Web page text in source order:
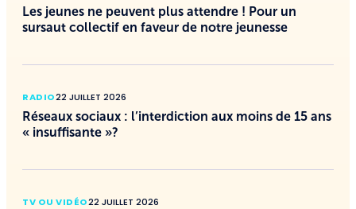
Les jeunes ne peuvent plus attendre ! Pour un
sursaut collectif en faveur de notre jeunesse
RADIO22 JUILLET 2026
Réseaux sociaux : l’interdiction aux moins de 15 ans
« insuffisante »?
TV OU VIDÉO22 JUILLET 2026